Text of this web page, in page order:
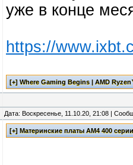
уже в конце
https://
Дата: Воскресенье, 11.10.20, 21:08 |